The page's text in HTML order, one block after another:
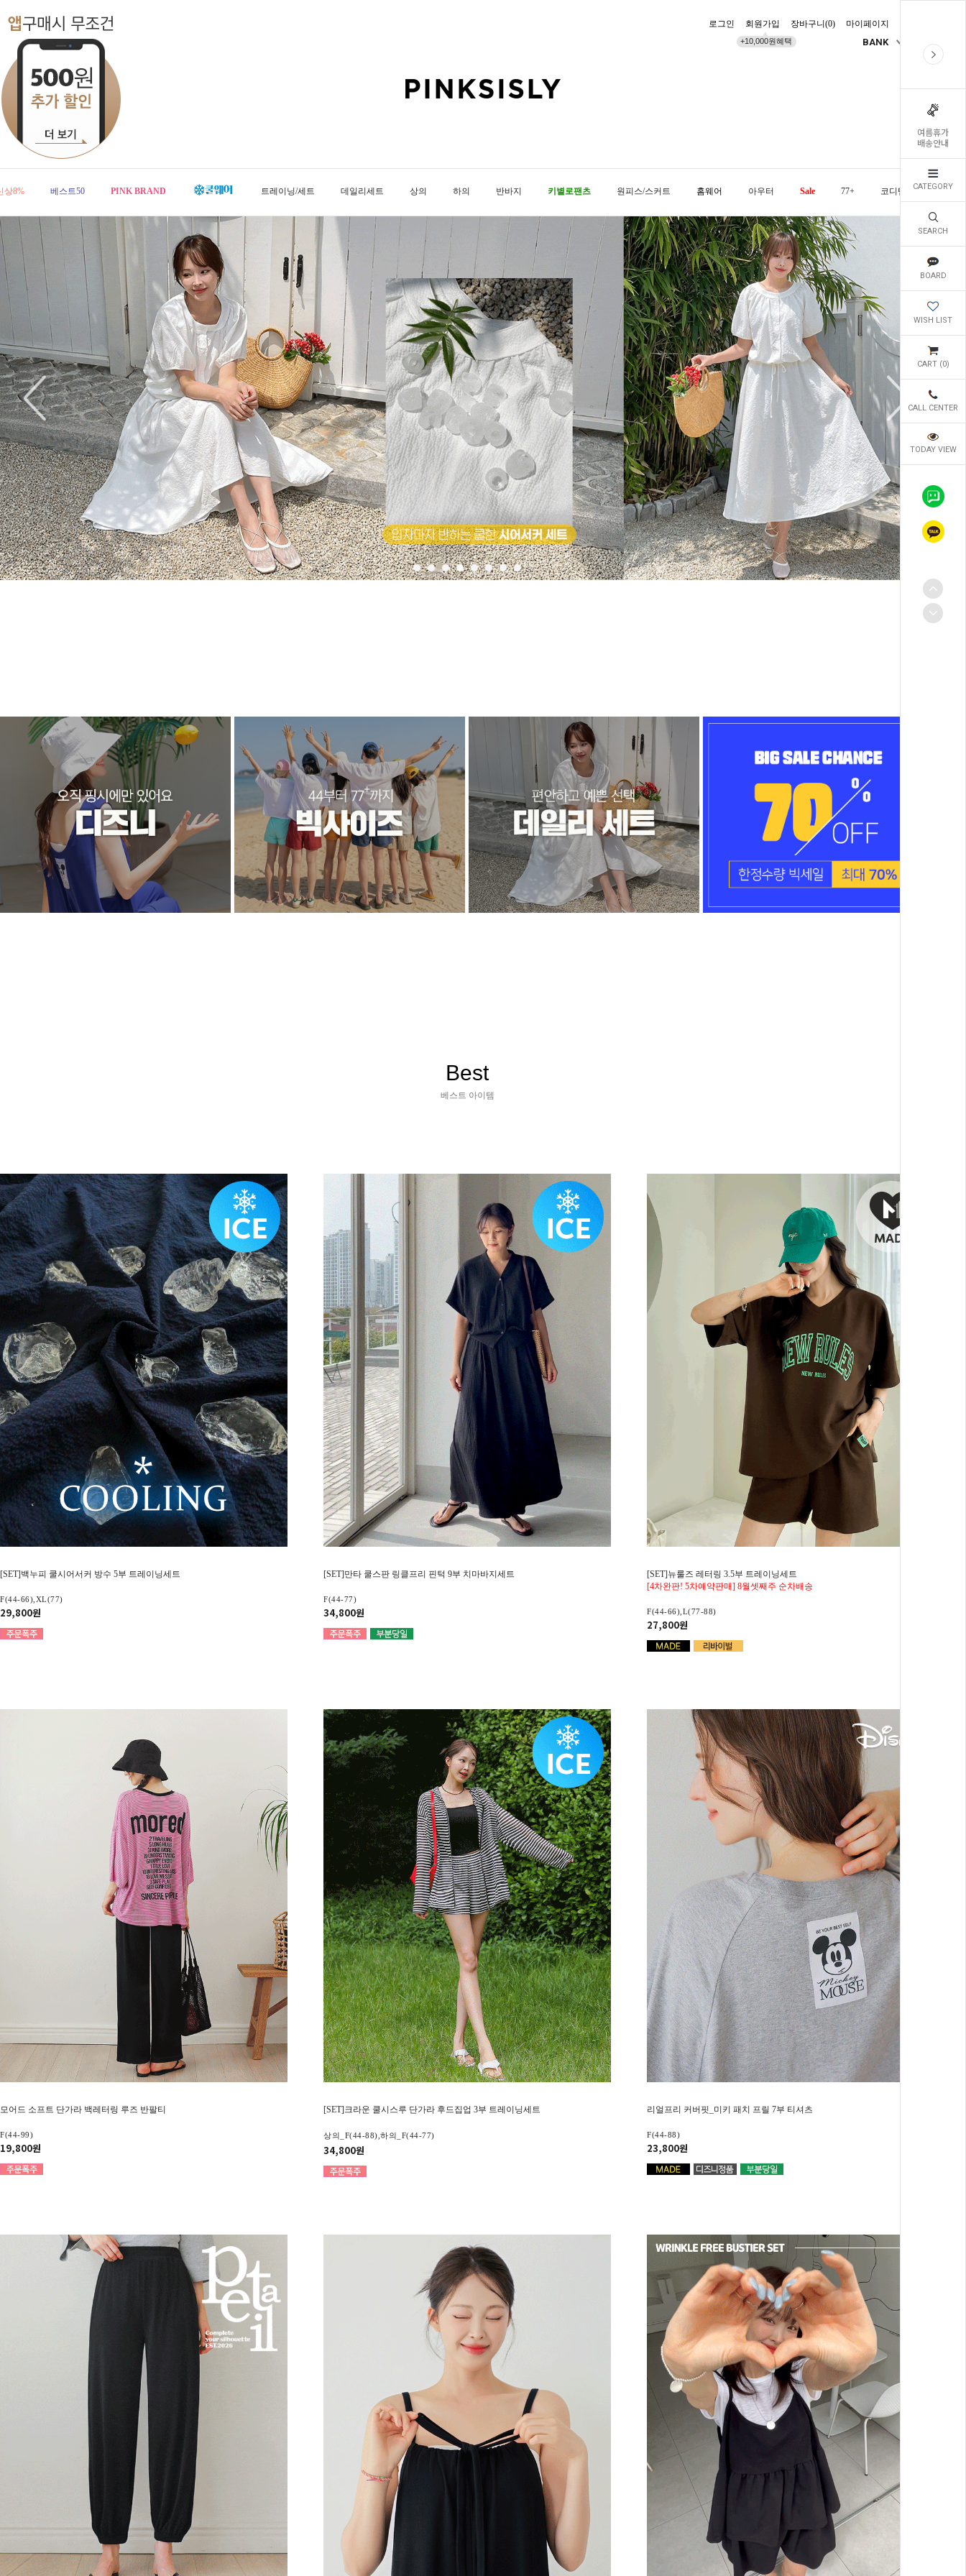
여름휴가
배송안내
CATEGORY
SEARCH
BOARD
WISH LIST
CART (0)
CALL CENTER
TODAY VIEW
로그인 회원가입
+10,000원혜택
장바구니(0) 마이페이지
BANK
상8% 베스트50 PINK BRAND 트레이닝/세트 데일리세트 상의 하의 반바지 키별로팬츠 원피스/스커트 홈웨어 아우터 Sale 77+ 코디템 오늘발송
Best
베스트 아이템
[SET]백누피 쿨시어서커 방수 5부 트레이닝세트
F(44-66),XL(77)
29,800원
[SET]만타 쿨스판 링클프리 핀턱 9부 치마바지세트
F(44-77)
34,800원
[SET]뉴룰즈 레터링 3.5부 트레이닝세트
[4차완판! 5차예약판매] 8월셋째주 순차배송
F(44-66),L(77-88)
27,800원
모어드 소프트 단가라 백레터링 루즈 반팔티
F(44-99)
19,800원
[SET]크라운 쿨시스루 단가라 후드집업 3부 트레이닝세트
상의_F(44-88),하의_F(44-77)
34,800원
리얼프리 커버핏_미키 패치 프릴 7부 티셔츠
F(44-88)
23,800원